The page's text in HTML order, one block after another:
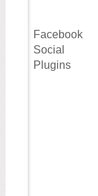
Facebook
Social
Plugins